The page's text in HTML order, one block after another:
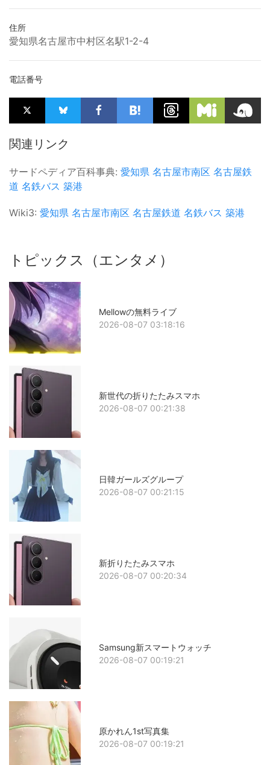
住所
愛知県名古屋市中村区名駅1-2-4
電話番号
関連リンク
サードペディア百科事典: 愛知県 名古屋市南区 名古屋鉄
道 名鉄バス 築港
Wiki3: 愛知県 名古屋市南区 名古屋鉄道 名鉄バス 築港
トピックス（エンタメ）
Mellowの無料ライブ
2026-08-07 03:18:16
新世代の折りたたみスマホ
2026-08-07 00:21:38
日韓ガールズグループ
2026-08-07 00:21:15
新折りたたみスマホ
2026-08-07 00:20:34
Samsung新スマートウォッチ
2026-08-07 00:19:21
原かれん1st写真集
2026-08-07 00:19:21